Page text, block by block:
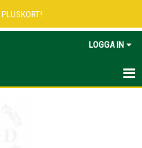
LOGGA IN